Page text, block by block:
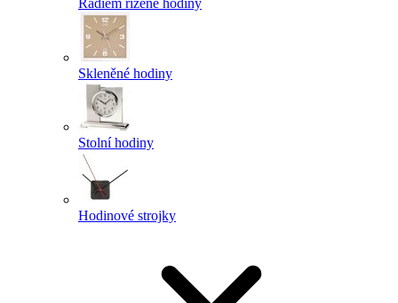
Rádiem řízené hodiny
Skleněné hodiny
Stolní hodiny
Hodinové strojky